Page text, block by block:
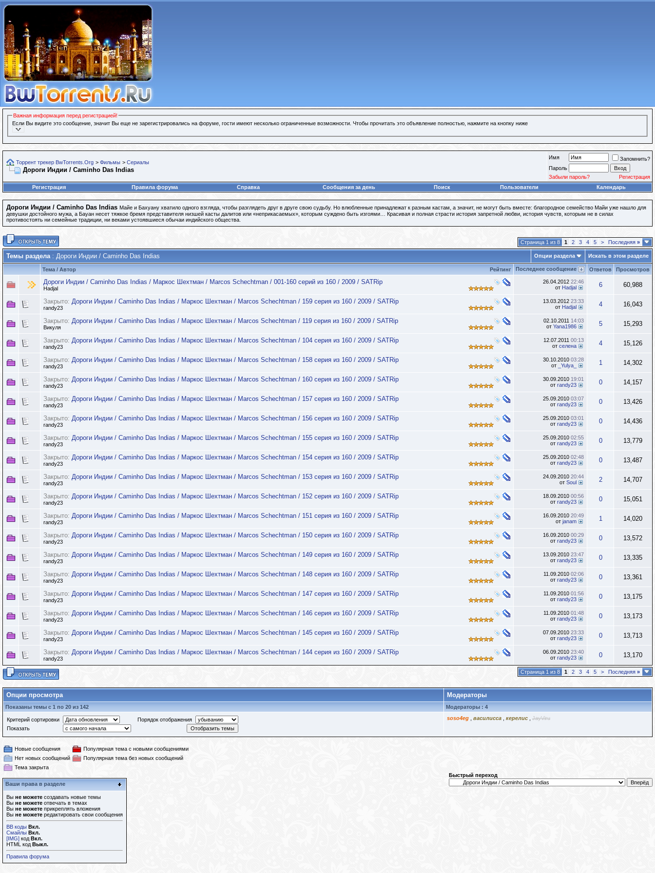
Важная информация перед регистрацией!
Если Вы видите это сообщение, значит Вы еще не зарегистрировались на форуме, гости имеют несколько ограниченные возможности. Чтобы прочитать это объявление полностью, нажмите на кнопку ниже
Торрент трекер BwTorrents.Org > Фильмы > Сериалы
Дороги Индии / Caminho Das Indias
Имя
Запомнить?
Пароль
Забыли пароль?
Регистрация
Регистрация
Правила форума Справка Сообщения за день Поиск Пользователи Календарь
Дороги Индии / Caminho Das Indias Майе и Бахуану хватило одного взгляда, чтобы разглядеть друг в друге свою судьбу. Но влюбленные принадлежат к разным кастам, а значит, не могут быть вместе: благородное семейство Майи уже нашло для
девушки достойного мужа, а Бауан несет тяжкое бремя представителя низшей касты далитов или «неприкасаемых», которым суждено быть изгоями… Красивая и полная страсти история запретной любви, история чувств, которым не в силах
противостоять ни семейные традиции, ни веками устоявшиеся обычаи индийского общества.
Страница 1 из 8 1 2 3 4 5 > Последняя »
Темы раздела: Дороги Индии / Caminho Das Indias Опции раздела Искать в этом разделе
Рейтинг
Тема / Автор Последнее сообщение Ответов Просмотров
Дороги Индии / Caminho Das Indias / Маркос Шехтман / Marcos Schechtman / 001-160 серий из 160 / 2009 / SATRip
Hadjal
26.04.2012 22:46
от Hadjal 6 60,988
Закрыто: Дороги Индии / Caminho Das Indias / Маркос Шехтман / Marcos Schechtman / 159 серия из 160 / 2009 / SATRip
randy23
13.03.2012 23:33
от Hadjal 4 16,043
Закрыто: Дороги Индии / Caminho Das Indias / Маркос Шехтман / Marcos Schechtman / 119 серия из 160 / 2009 / SATRip
Викуля
02.10.2011 14:03
от Yana1986 5 15,293
Закрыто: Дороги Индии / Caminho Das Indias / Маркос Шехтман / Marcos Schechtman / 104 серия из 160 / 2009 / SATRip
randy23
12.07.2011 00:13
от селена 4 15,126
Закрыто: Дороги Индии / Caminho Das Indias / Маркос Шехтман / Marcos Schechtman / 158 серия из 160 / 2009 / SATRip
randy23
30.10.2010 03:28
от
_Yulya_ 1 14,302
Закрыто: Дороги Индии / Caminho Das Indias / Маркос Шехтман / Marcos Schechtman / 160 серия из 160 / 2009 / SATRip
randy23
30.09.2010 19:01
от randy23 0 14,157
Закрыто: Дороги Индии / Caminho Das Indias / Маркос Шехтман / Marcos Schechtman / 157 серия из 160 / 2009 / SATRip
randy23
25.09.2010 03:07
от randy23 0 13,426
Закрыто: Дороги Индии / Caminho Das Indias / Маркос Шехтман / Marcos Schechtman / 156 серия из 160 / 2009 / SATRip
randy23
25.09.2010 03:01
от randy23 0 14,436
Закрыто: Дороги Индии / Caminho Das Indias / Маркос Шехтман / Marcos Schechtman / 155 серия из 160 / 2009 / SATRip
randy23
25.09.2010 02:55
от randy23 0 13,779
Закрыто: Дороги Индии / Caminho Das Indias / Маркос Шехтман / Marcos Schechtman / 154 серия из 160 / 2009 / SATRip
randy23
25.09.2010 02:48
от randy23 0 13,487
Закрыто: Дороги Индии / Caminho Das Indias / Маркос Шехтман / Marcos Schechtman / 153 серия из 160 / 2009 / SATRip
randy23
24.09.2010 20:44
от Soul 2 14,707
Закрыто: Дороги Индии / Caminho Das Indias / Маркос Шехтман / Marcos Schechtman / 152 серия из 160 / 2009 / SATRip
randy23
18.09.2010 00:56
от randy23 0 15,051
Закрыто: Дороги Индии / Caminho Das Indias / Маркос Шехтман / Marcos Schechtman / 151 серия из 160 / 2009 / SATRip
randy23
16.09.2010 20:49
от janam 1 14,020
Закрыто: Дороги Индии / Caminho Das Indias / Маркос Шехтман / Marcos Schechtman / 150 серия из 160 / 2009 / SATRip
randy23
16.09.2010 00:29
от randy23 0 13,572
Закрыто: Дороги Индии / Caminho Das Indias / Маркос Шехтман / Marcos Schechtman / 149 серия из 160 / 2009 / SATRip
randy23
13.09.2010 23:47
от randy23 0 13,335
Закрыто: Дороги Индии / Caminho Das Indias / Маркос Шехтман / Marcos Schechtman / 148 серия из 160 / 2009 / SATRip
randy23
11.09.2010 02:06
от randy23 0 13,361
Закрыто: Дороги Индии / Caminho Das Indias / Маркос Шехтман / Marcos Schechtman / 147 серия из 160 / 2009 / SATRip
randy23
11.09.2010 01:56
от randy23 0 13,175
Закрыто: Дороги Индии / Caminho Das Indias / Маркос Шехтман / Marcos Schechtman / 146 серия из 160 / 2009 / SATRip
randy23
11.09.2010 01:48
от randy23 0 13,173
Закрыто: Дороги Индии / Caminho Das Indias / Маркос Шехтман / Marcos Schechtman / 145 серия из 160 / 2009 / SATRip
randy23
07.09.2010 23:33
от randy23 0 13,713
Закрыто: Дороги Индии / Caminho Das Indias / Маркос Шехтман / Marcos Schechtman / 144 серия из 160 / 2009 / SATRip
randy23
06.09.2010 23:40
от randy23 0 13,170
Страница 1 из 8 1 2 3 4 5 > Последняя »
Опции просмотра Модераторы
Показаны темы с 1 по 20 из 142 Модераторы : 4
Критерий сортировки
Порядок отображения
Показать
soso4eg василисса керелис JayViru
Новые сообщения
Популярная тема с новыми сообщениями
Нет новых сообщений
Популярная тема без новых сообщений
Тема закрыта
Ваши права в разделе
Вы не можете создавать новые темы
Вы не можете отвечать в темах
Вы не можете прикреплять вложения
Вы не можете редактировать свои сообщения
BB коды Вкл.
Смайлы Вкл.
[IMG] код Вкл.
HTML код Выкл.
Правила форума
Быстрый переход